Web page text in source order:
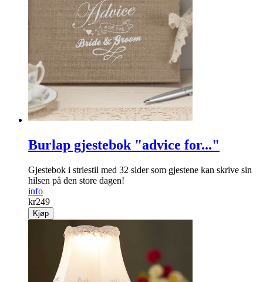
Burlap gjestebok "advice for..."
Gjestebok i striestil med 32 sider som gjestene kan skrive sin
hilsen på den store dagen!
info
kr249
Kjøp